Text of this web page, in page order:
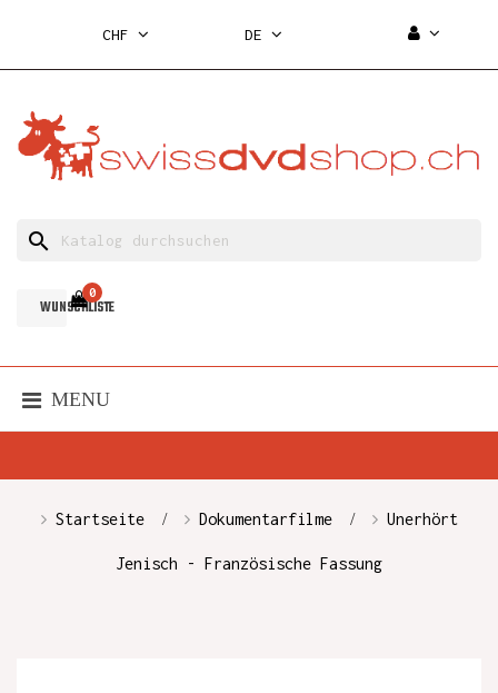
CHF DE
search
WUNSCHLISTE
0
MENU
Startseite Dokumentarfilme Unerhört
Jenisch - Französische Fassung